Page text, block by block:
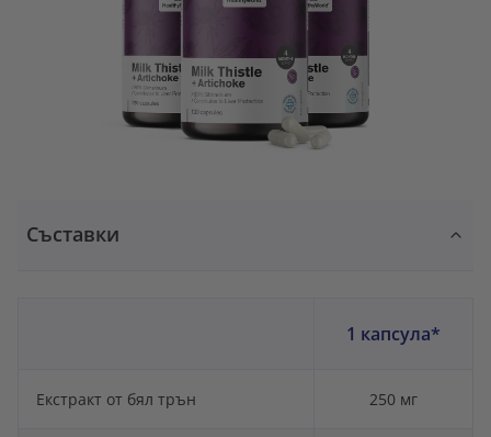
Съставки
1 капсула*
Екстракт от бял трън 250 мг